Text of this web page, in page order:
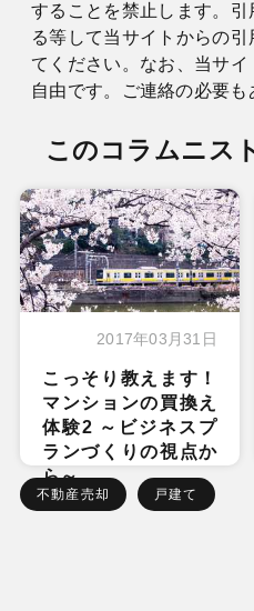
することを禁止します。
る等して当サイトからの
てください。なお、当サ
自由です。ご連絡の必要も
このコラムニス
2017年03月31日
こっそり教えます！
マンションの買換え
体験2 ～ビジネスプ
ランづくりの視点か
ら～
不動産売却 戸建て